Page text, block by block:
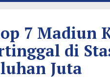
7 Madiun
di
Juta